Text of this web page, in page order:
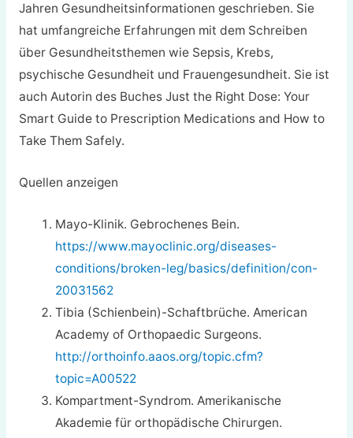
Jahren Gesundheitsinformationen geschrieben. Sie
hat umfangreiche Erfahrungen mit dem Schreiben
über Gesundheitsthemen wie Sepsis, Krebs,
psychische Gesundheit und Frauengesundheit. Sie ist
auch Autorin des Buches Just the Right Dose: Your
Smart Guide to Prescription Medications and How to
Take Them Safely.
Quellen anzeigen
Mayo-Klinik. Gebrochenes Bein.
https://www.mayoclinic.org/diseases-
conditions/broken-leg/basics/definition/con-
20031562
Tibia (Schienbein)-Schaftbrüche. American
Academy of Orthopaedic Surgeons.
http://orthoinfo.aaos.org/topic.cfm?
topic=A00522
Kompartment-Syndrom. Amerikanische
Akademie für orthopädische Chirurgen.